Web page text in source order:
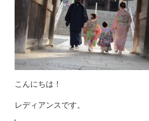
こんにちは！
レディアンスです。